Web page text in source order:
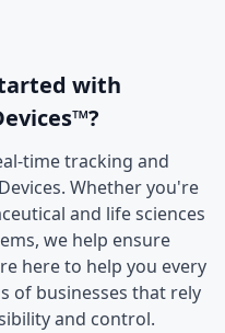
with
time tracking and
Whether you're
and life sciences
we help ensure
here to help you every
of businesses that rely
and control.